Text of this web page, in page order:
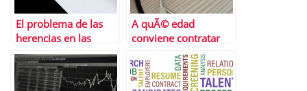
El problema de las
herencias en las
cuentas bancarias
A quÃ© edad
conviene contratar
seguros mÃ©dicos